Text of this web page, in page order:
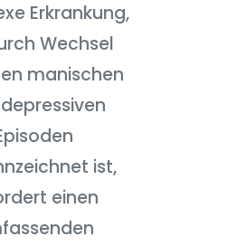
Erkrankung,
Wechsel
manischen
ist,
einen